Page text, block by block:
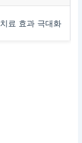
치료 효과 극대화